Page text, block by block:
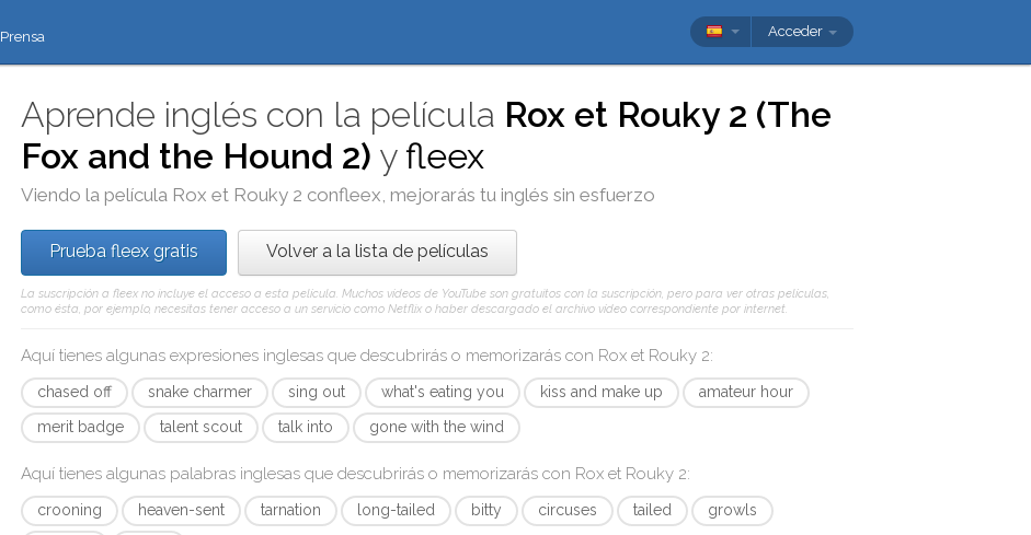
Prensa Acceder
Aprende inglés con la película Rox et Rouky 2 (The
Fox and the Hound 2) yfleex
Viendo la película Rox et Rouky 2 confleex, mejorarás tu inglés sin esfuerzo
Prueba fleex gratis Volver a la lista de películas
La suscripción a fleex no incluye el acceso a esta película. Muchos vídeos de YouTube son gratuitos con la suscripción, pero para ver otras películas,
como ésta, por ejemplo, necesitas tener acceso a un servicio como Netflix o haber descargado el archivo vídeo correspondiente por internet.
Aquí tienes algunas expresiones inglesas que descubrirás o memorizarás con Rox et Rouky 2:
chased off snake charmer sing out what's eating you kiss and make up
amateur hour
merit badge
talent scout talk into gone with the wind
Aquí tienes algunas palabras inglesas que descubrirás o memorizarás con Rox et Rouky 2:
crooning heaven-sent tarnation long-tailed bitty circuses tailed
growls